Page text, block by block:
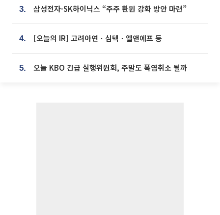
3. 삼성전자·SK하이닉스 “주주 환원 강화 방안 마련”
4. [오늘의 IR] 고려아연ㆍ심텍ㆍ엘앤에프 등
5. 오늘 KBO 긴급 실행위원회, 주말도 폭염취소 될까